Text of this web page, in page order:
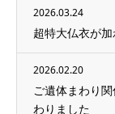
2026.03.24
超特大仏衣が
2026.02.20
ご遺体まわり
わりました